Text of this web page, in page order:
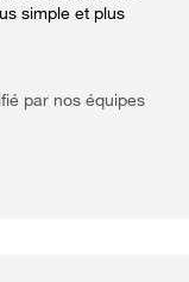
simple et plus
par nos équipes